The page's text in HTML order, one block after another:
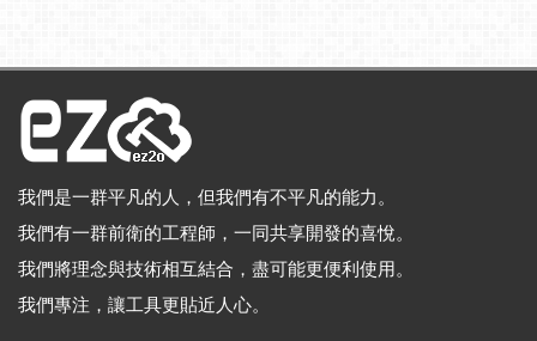
我們是一群平凡的人，但我們有不平凡的能力。
我們有一群前衛的工程師，一同共享開發的喜悅。
我們將理念與技術相互結合，盡可能更便利使用。
我們專注，讓工具更貼近人心。